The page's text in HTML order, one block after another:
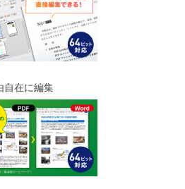
自在に編集